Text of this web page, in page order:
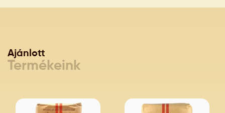
Ajánlott
Termékeink